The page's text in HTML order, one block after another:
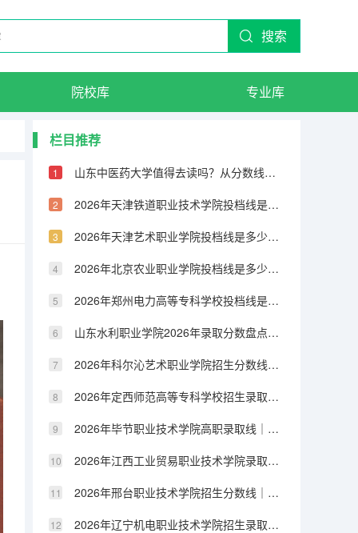
搜索
院校库 专业库
栏目推荐
山东中医药大学值得去读吗？从分数线到就业率的客观分析
2026年天津铁道职业技术学院投档线是多少？分数线、费用与入学攻略
2026年天津艺术职业学院投档线是多少？分数线、费用与入学攻略
2026年北京农业职业学院投档线是多少？分数线、费用与入学攻略
2026年郑州电力高等专科学校投档线是多少？分数线、费用与入学攻略
山东水利职业学院2026年录取分数盘点：宿舍、费用、就业与FAQ
2026年科尔沁艺术职业学院招生分数线｜新生报到及生活指南
2026年定西师范高等专科学校招生录取分数｜报到流程与生活条件
2026年毕节职业技术学院高职录取线｜报到手续与就业方向分析
2026年江西工业贸易职业技术学院录取分数｜手续办理与就业数据
2026年邢台职业技术学院招生分数线｜生活条件与就业前景
2026年辽宁机电职业技术学院招生录取线｜住宿条件与手续办理